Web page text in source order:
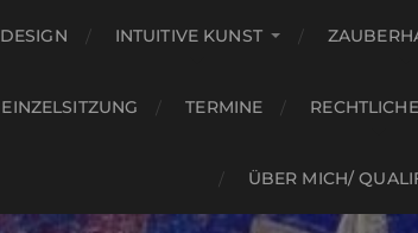
DESIGN INTUITIVE KUNST
EINZELSITZUNG TERMINE
ÜBER MICH/